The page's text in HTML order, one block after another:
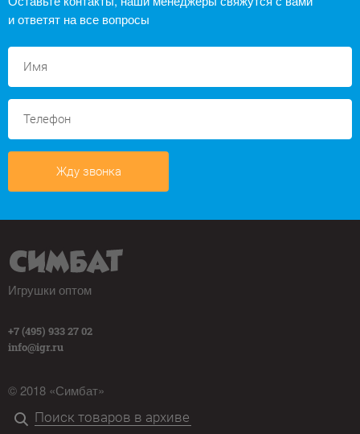
и ответят на все вопросы
Жду звонка
Игрушки оптом
+7 (495) 933 27 02
info@igr.ru
© 2018 «Симбат»